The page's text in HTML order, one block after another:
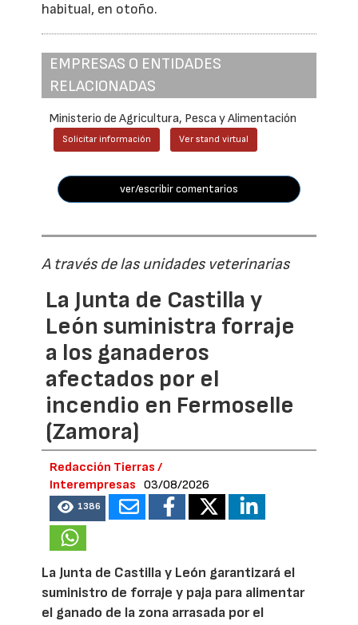
habitual, en otoño.
EMPRESAS O ENTIDADES
RELACIONADAS
Ministerio de Agricultura, Pesca y Alimentación
Solicitar información Ver stand virtual
ver/escribir comentarios
A través de las unidades veterinarias
La Junta de Castilla y
León suministra forraje
a los ganaderos
afectados por el
incendio en Fermoselle
(Zamora)
Redacción Tierras /
Interempresas
03/08/2026
1386
La Junta de Castilla y León garantizará el
suministro de forraje y paja para alimentar
el ganado de la zona arrasada por el